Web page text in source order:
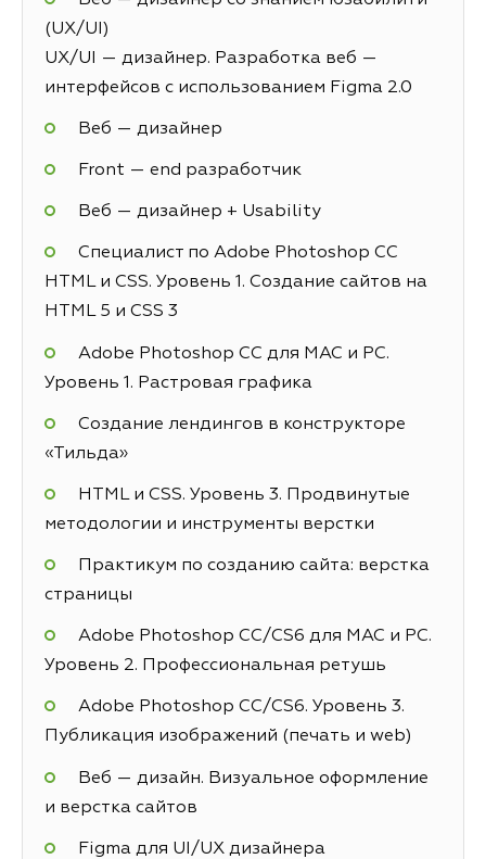
(UX/UI)
UX/UI — дизайнер. Разработка веб —
интерфейсов с использованием Figma 2.0
Веб — дизайнер
Front — end разработчик
Веб — дизайнер + Usability
Специалист по Adobe Photoshop СС
HTML и CSS. Уровень 1. Создание сайтов на
HTML 5 и СSS 3
Adobe Photoshop CC для MAC и PC.
Уровень 1. Растровая графика
Создание лендингов в конструкторе
«Тильда»
HTML и CSS. Уровень 3. Продвинутые
методологии и инструменты верстки
Практикум по созданию сайта: верстка
страницы
Adobe Photoshop СС/CS6 для MAC и PC.
Уровень 2. Профессиональная ретушь
Adobe Photoshop СС/CS6. Уровень 3.
Публикация изображений (печать и web)
Веб — дизайн. Визуальное оформление
и верстка сайтов
Figma для UI/UX дизайнера